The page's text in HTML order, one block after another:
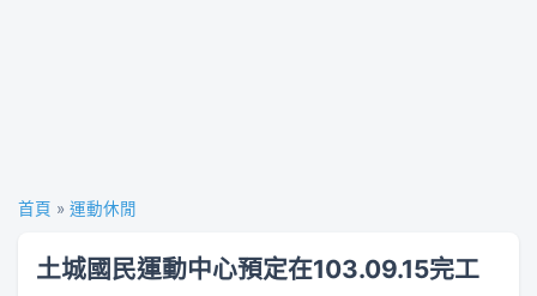
首頁 » 運動休閒
土城國民運動中心預定在103.09.15完工